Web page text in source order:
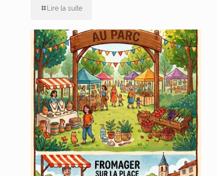
Lire la suite